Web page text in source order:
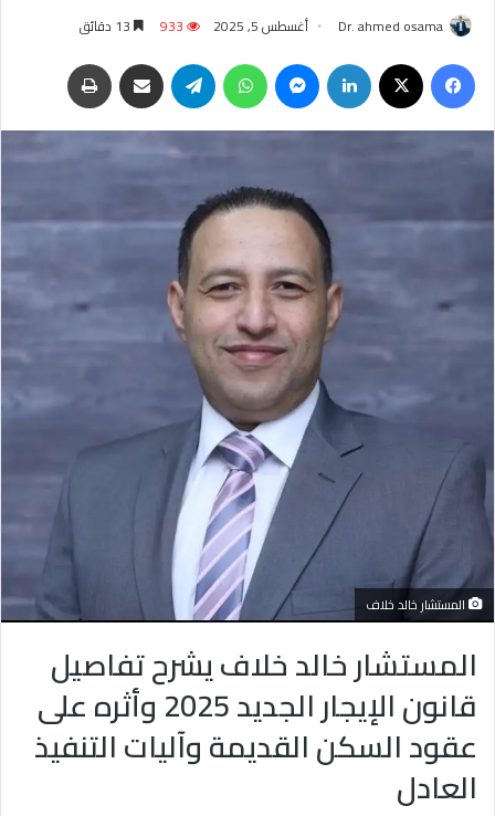
Dr. ahmed osama أغسطس 5, 2025 933
المستشار خالد خلاف
المستشار خالد خلاف يشرح تفاصيل
قانون الإيجار الجديد 2025 وأثره على
عقود السكن القديمة وآليات التنفيذ
العادل